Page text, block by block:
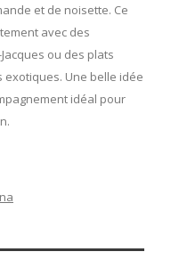
et de noisette. Ce
avec des
ou des plats
exotiques. Une belle idée
idéal pour